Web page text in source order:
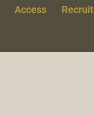
Access Recruit